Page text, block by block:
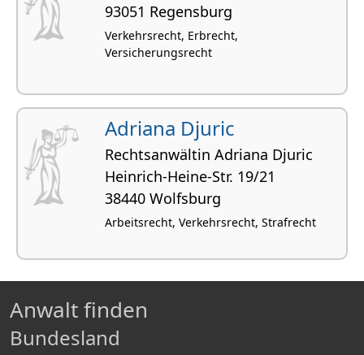
93051 Regensburg
Verkehrsrecht, Erbrecht,
Versicherungsrecht
Adriana Djuric
Rechtsanwältin Adriana Djuric
Heinrich-Heine-Str. 19/21
38440 Wolfsburg
Arbeitsrecht, Verkehrsrecht, Strafrecht
Anwalt finden
Bundesland